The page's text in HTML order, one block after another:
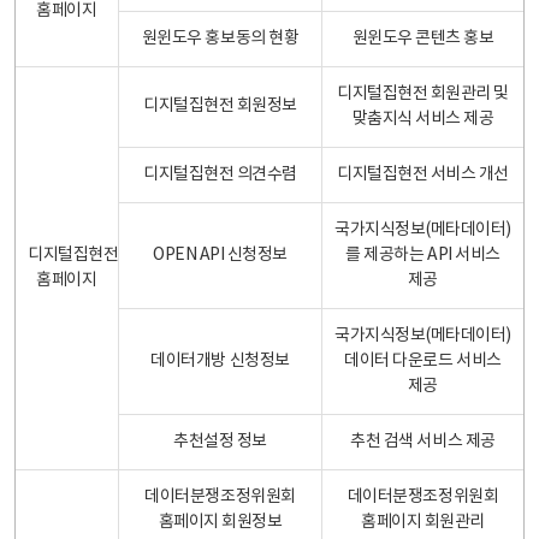
홈페이지
원윈도우 홍보동의 현황 원윈도우 콘텐츠 홍보
디지털집현전
홈페이지
디지털집현전 회원정보
디지털집현전 회원관리 및
맞춤지식 서비스 제공
디지털집현전 의견수렴 디지털집현전 서비스 개선
OPEN API 신청정보
국가지식정보(메타데이터)
를 제공하는 API 서비스
제공
데이터개방 신청정보
국가지식정보(메타데이터)
데이터 다운로드 서비스
제공
추천설정 정보 추천 검색 서비스 제공
데이터분쟁조정위원회
홈페이지 회원정보
데이터분쟁조정위원회
홈페이지 회원관리